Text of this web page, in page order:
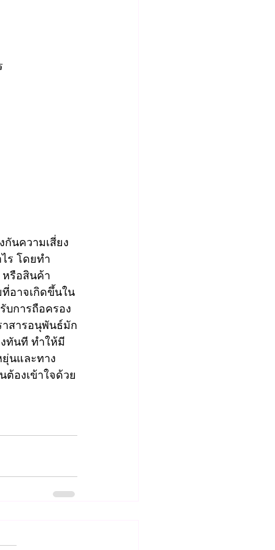
นความเสี่ยง
ร โดยทำ
หรือสินค้า
อาจเกิดขึ้นใน
บการถือครอง
สารอนุพันธ์มัก
ทันที ทำให้มี
นและทาง
ต้องเข้าใจด้วย